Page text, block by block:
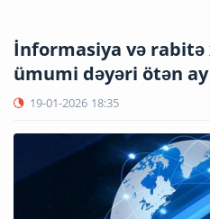
İnformasiya və
ümumi dəyəri ötən ay
19-01-2026 18:35